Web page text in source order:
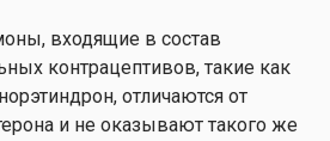
входящие в состав
контрацептивов, такие как
отличаются от
и не оказывают такого же